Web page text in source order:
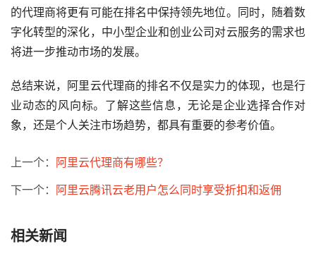
的代理商将更有可能在排名中保持领先地位。同时，随着数
字化转型的深化，中小型企业和创业公司对云服务的需求也
将进一步推动市场的发展。
总结来说，阿里云代理商的排名不仅是实力的体现，也是行
业动态的风向标。了解这些信息，无论是企业选择合作对
象，还是个人关注市场趋势，都具有重要的参考价值。
上一个： 阿里云代理商有哪些？
下一个： 阿里云腾讯云老用户怎么同时享受折扣和返佣
相关新闻